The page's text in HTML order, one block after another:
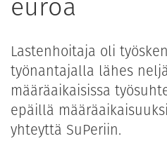
Lastenhoitaja oli
työnantajalla lähes
määräaikaisissa
epäillä
yhteyttä SuPeriin.